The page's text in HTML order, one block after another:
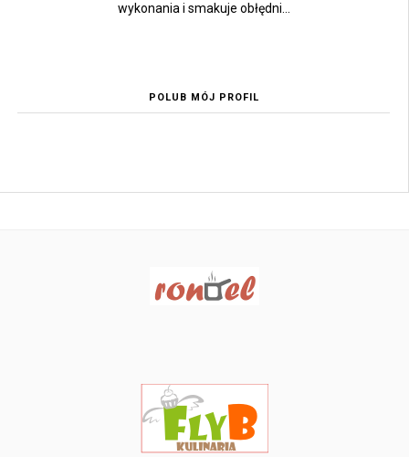
wykonania i smakuje obłędni...
POLUB MÓJ PROFIL